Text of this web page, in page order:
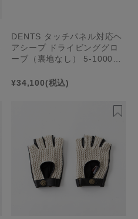
DENTS タッチパネル対応ヘ
アシープ ドライビンググロ
ーブ（裏地なし） 5-1000
¥34,100(税込)